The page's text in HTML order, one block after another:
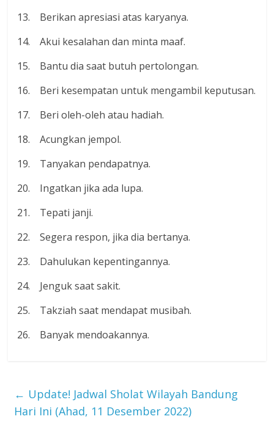
13. Berikan apresiasi atas karyanya.
14. Akui kesalahan dan minta maaf.
15. Bantu dia saat butuh pertolongan.
16. Beri kesempatan untuk mengambil keputusan.
17. Beri oleh-oleh atau hadiah.
18. Acungkan jempol.
19. Tanyakan pendapatnya.
20. Ingatkan jika ada lupa.
21. Tepati janji.
22. Segera respon, jika dia bertanya.
23. Dahulukan kepentingannya.
24. Jenguk saat sakit.
25. Takziah saat mendapat musibah.
26. Banyak mendoakannya.
← Update! Jadwal Sholat Wilayah Bandung
Hari Ini (Ahad, 11 Desember 2022)